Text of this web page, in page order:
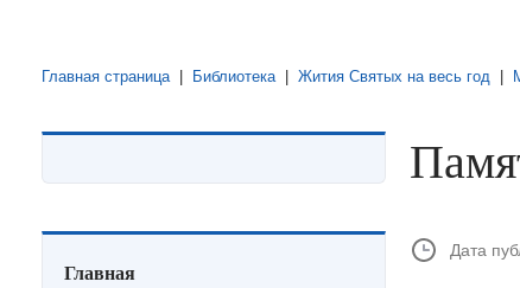
Главная страница | Библиотека | Жития Святых на весь год |
Главная
Дата